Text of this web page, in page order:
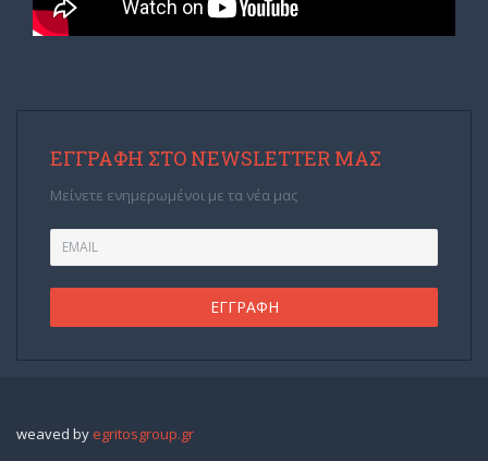
ΕΓΓΡΑΦΉ ΣΤΟ NEWSLETTER ΜΑΣ
Μείνετε ενημερωμένοι με τα νέα μας
weaved by egritosgroup.gr